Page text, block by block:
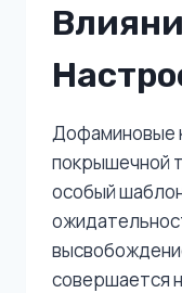
Дофаминовые
покрышечной
особый
совершается